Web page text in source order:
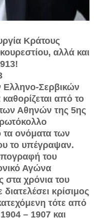
Κράτους
αλλά και
Ελληνο-Σερβικών
από το
Αθηνών της 5ης
ονόματα των
το υπέγραψαν.
του
Αγώνα
χρόνια του
κρίσιμος
τότε από
– 1907 και